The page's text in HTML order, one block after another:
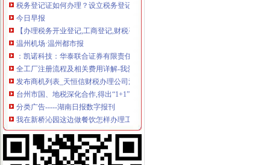
今日早报
【办理税务开业登记,工商登记,财税咨询,代理记账】价格_厂家_
温州机场·温州都市报
：凯诺科技：华泰联合证券有限责任公司关于凯诺科技股份有
全工厂注册流程及相关费用详解-我爱铺网
发布商机列表_天恒信财税办理公司注册,代理记账【今日推荐网-分类
台州市国、地税深化合作,得出“1+1”三种答案_宁波频道_凤凰网
分类广告-----湖南日报数字报刊
我在新桥沁园这边做餐饮怎样办理工商执照_百度知道
温州仲裁委员会公告·温州都市报
分类广告_新浪新闻
天津新会里装修
家电修理店怎么开？-【设计本有问必答】